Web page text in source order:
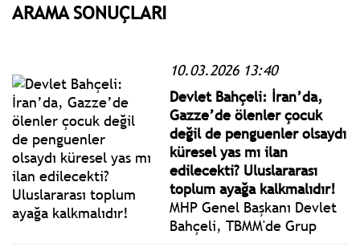
ARAMA SONUÇLARI
10.03.2026 13:40
Devlet Bahçeli: İran’da,
Gazze’de ölenler çocuk
değil de penguenler olsaydı
küresel yas mı ilan
edilecekti? Uluslararası
toplum ayağa kalkmalıdır!
MHP Genel Başkanı Devlet
Bahçeli, TBMM'de Grup